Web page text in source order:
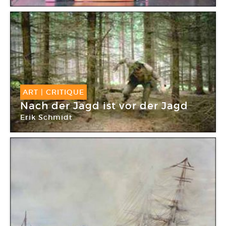
ART | CRITIQUE
Nach der Jagd ist vor der Jagd
Erik Schmidt
Galerie Praz-Delavallade